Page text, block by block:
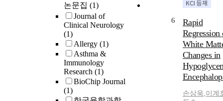
논문집 (1)
Journal of
Clinical Neurology
(1)
Allergy (1)
Asthma &
Immunology
Research (1)
BioChip Journal
(1)
6
Rapid
Regression
White
Changes in
손상욱,이계